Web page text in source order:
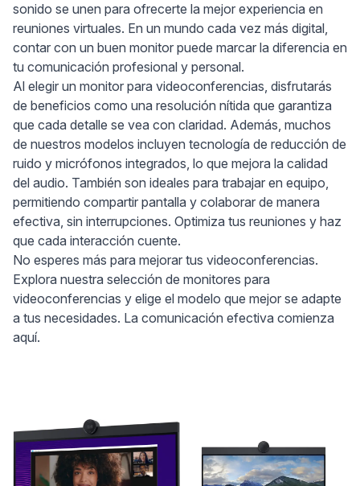
sonido se unen para ofrecerte la mejor experiencia en
reuniones virtuales. En un mundo cada vez más digital,
contar con un buen monitor puede marcar la diferencia en
tu comunicación profesional y personal.
Al elegir un monitor para videoconferencias, disfrutarás
de beneficios como una resolución nítida que garantiza
que cada detalle se vea con claridad. Además, muchos
de nuestros modelos incluyen tecnología de reducción de
ruido y micrófonos integrados, lo que mejora la calidad
del audio. También son ideales para trabajar en equipo,
permitiendo compartir pantalla y colaborar de manera
efectiva, sin interrupciones. Optimiza tus reuniones y haz
que cada interacción cuente.
No esperes más para mejorar tus videoconferencias.
Explora nuestra selección de monitores para
videoconferencias y elige el modelo que mejor se adapte
a tus necesidades. La comunicación efectiva comienza
aquí.